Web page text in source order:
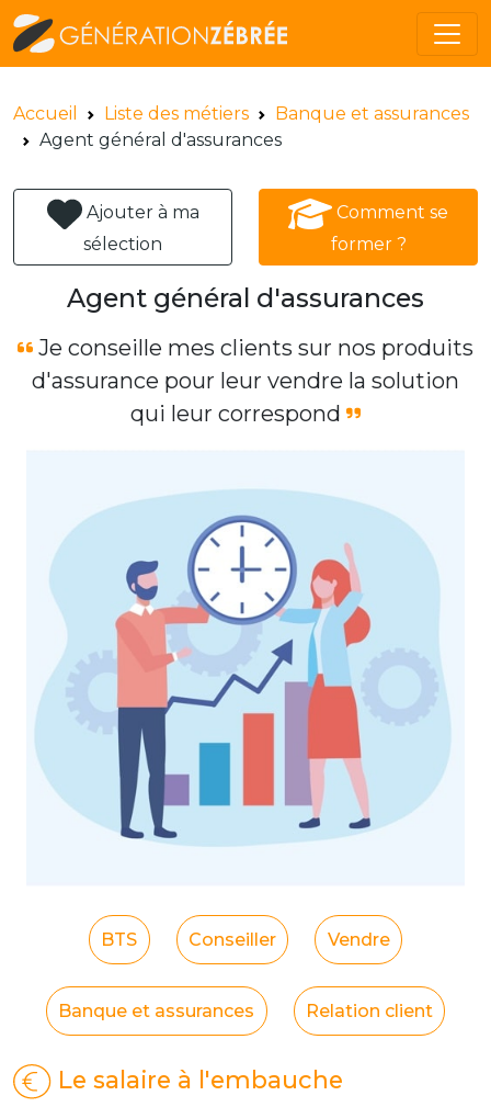
Accueil Liste des métiers
Banque et assurances
Agent général d'assurances
Ajouter à ma
sélection
Comment se
former ?
Agent général d'assurances
Je conseille mes clients sur nos produits
d'assurance pour leur vendre la solution
qui leur correspond
BTS Conseiller Vendre
Banque et assurances Relation client
Le salaire à l'embauche